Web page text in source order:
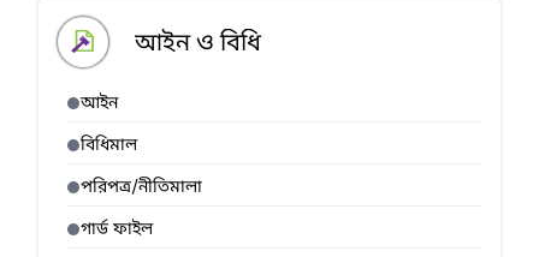
আইন ও বিধি
আইন
বিধিমাল
পরিপত্র/নীতিমালা
গার্ড ফাইল